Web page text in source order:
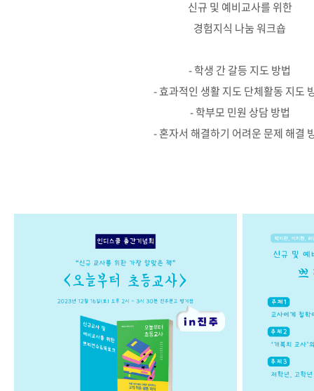
신규 및 예비교사를 위한
경험지식 나눔 워크숍
- 학생 간 갈등 지도 방법
- 효과적인 생활 지도 단체활동 지도
- 학부모 민원 상담 방법
- 혼자서 해결하기 어려운 문제 해결